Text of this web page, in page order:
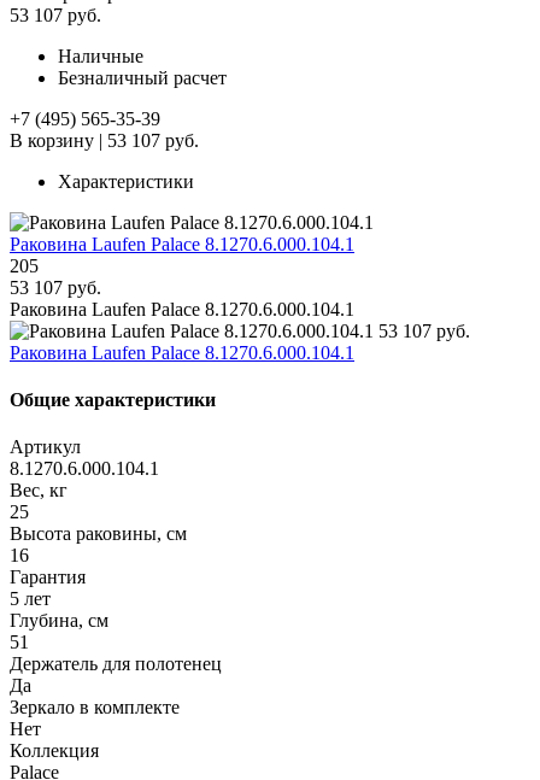
53 107 руб.
Наличные
Безналичный расчет
+7 (495) 565-35-39
В корзину | 53 107 руб.
Характеристики
Раковина Laufen Palace 8.1270.6.000.104.1
205
53 107 руб.
Раковина Laufen Palace 8.1270.6.000.104.1
53 107 руб.
Раковина Laufen Palace 8.1270.6.000.104.1
Общие характеристики
Артикул
8.1270.6.000.104.1
Вес, кг
25
Высота раковины, см
16
Гарантия
5 лет
Глубина, см
51
Держатель для полотенец
Да
Зеркало в комплекте
Нет
Коллекция
Palace